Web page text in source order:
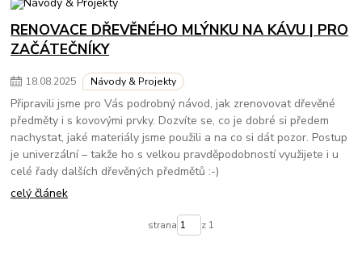
RENOVACE DŘEVĚNÉHO MLÝNKU NA KÁVU | PRO
ZAČÁTEČNÍKY
18.08.2025 Návody & Projekty
Připravili jsme pro Vás podrobný návod, jak zrenovovat dřevěné
předměty i s kovovými prvky. Dozvíte se, co je dobré si předem
nachystat, jaké materiály jsme použili a na co si dát pozor. Postup
je univerzální – takže ho s velkou pravděpodobností využijete i u
celé řady dalších dřevěných předmětů :-)
celý článek
strana z 1